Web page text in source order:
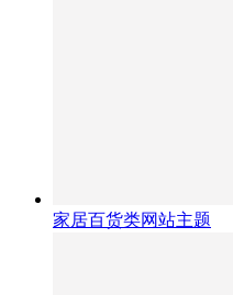
家居百货类网站主题